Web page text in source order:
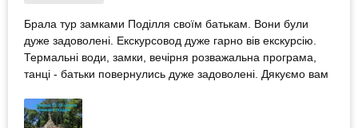
Брала тур замками Поділля своїм батькам. Вони були
дуже задоволені. Екскурсовод дуже гарно вів екскурсію.
Термальні води, замки, вечірня розважальна програма,
танці - батьки повернулись дуже задоволені. Дякуємо вам